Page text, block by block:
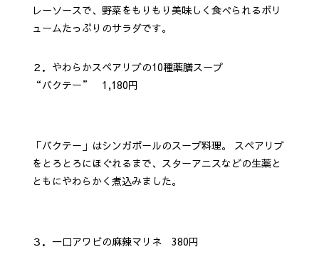
レーソースで、野菜をもりもり美味しく食べられるボリ
ュームたっぷりのサラダです。
２．やわらかスペアリブの10種薬膳スープ
“バクテー” 1,180円
「バクテー」はシンガポールのスープ料理。 スペアリブ
をとろとろにほぐれるまで、スターアニスなどの生薬と
ともにやわらかく煮込みました。
３．一口アワビの麻辣マリネ 380円